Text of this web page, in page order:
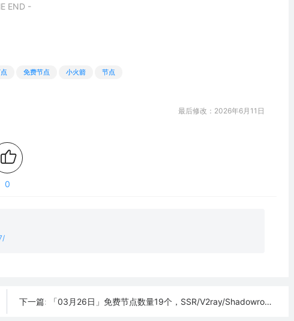
END -
免费节点 小火箭 节点
最后修改：2026年6月11日
0
下一篇: 「03月26日」免费节点数量19个，SSR/V2ray/Shadowrocket/Clash订阅链接